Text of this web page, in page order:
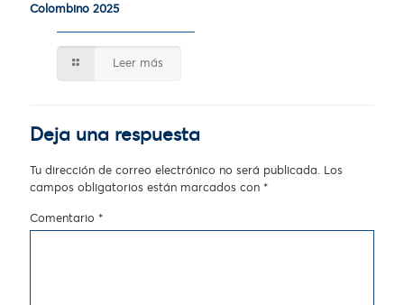
Colombino 2025
Leer más
Deja una respuesta
Tu dirección de correo electrónico no será publicada. Los
campos obligatorios están marcados con *
Comentario *